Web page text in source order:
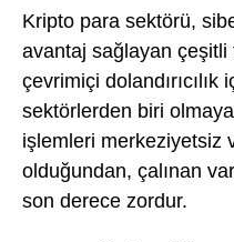
Kripto para sektörü,
avantaj sağlayan
çevrimiçi
sektörlerden biri
işlemleri merkeziyetsiz
olduğundan, çalınan
son derece zordur.